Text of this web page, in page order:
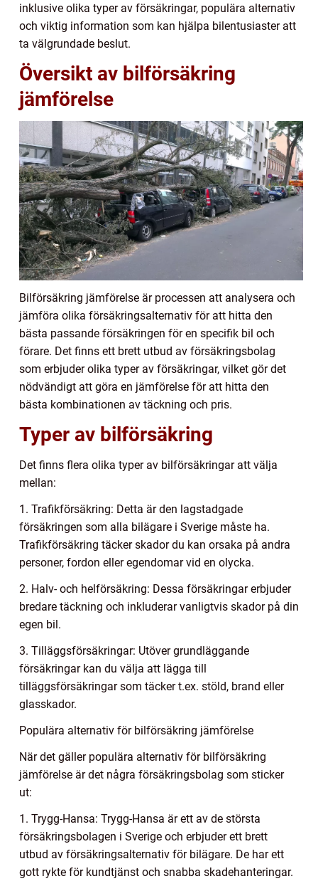
inklusive olika typer av försäkringar, populära alternativ
och viktig information som kan hjälpa bilentusiaster att
ta välgrundade beslut.
Översikt av bilförsäkring
jämförelse
Bilförsäkring jämförelse är processen att analysera och
jämföra olika försäkringsalternativ för att hitta den
bästa passande försäkringen för en specifik bil och
förare. Det finns ett brett utbud av försäkringsbolag
som erbjuder olika typer av försäkringar, vilket gör det
nödvändigt att göra en jämförelse för att hitta den
bästa kombinationen av täckning och pris.
Typer av bilförsäkring
Det finns flera olika typer av bilförsäkringar att välja
mellan:
1. Trafikförsäkring: Detta är den lagstadgade
försäkringen som alla bilägare i Sverige måste ha.
Trafikförsäkring täcker skador du kan orsaka på andra
personer, fordon eller egendomar vid en olycka.
2. Halv- och helförsäkring: Dessa försäkringar erbjuder
bredare täckning och inkluderar vanligtvis skador på din
egen bil.
3. Tilläggsförsäkringar: Utöver grundläggande
försäkringar kan du välja att lägga till
tilläggsförsäkringar som täcker t.ex. stöld, brand eller
glasskador.
Populära alternativ för bilförsäkring jämförelse
När det gäller populära alternativ för bilförsäkring
jämförelse är det några försäkringsbolag som sticker
ut:
1. Trygg-Hansa: Trygg-Hansa är ett av de största
försäkringsbolagen i Sverige och erbjuder ett brett
utbud av försäkringsalternativ för bilägare. De har ett
gott rykte för kundtjänst och snabba skadehanteringar.